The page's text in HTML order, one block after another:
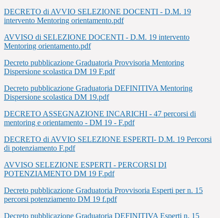
DECRETO di AVVIO SELEZIONE DOCENTI - D.M. 19
intervento Mentoring orientamento.pdf
AVVISO di SELEZIONE DOCENTI - D.M. 19 intervento
Mentoring orientamento.pdf
Decreto pubblicazione Graduatoria Provvisoria Mentoring
Dispersione scolastica DM 19 F.pdf
Decreto pubblicazione Graduatoria DEFINITIVA Mentoring
Dispersione scolastica DM 19.pdf
DECRETO ASSEGNAZIONE INCARICHI - 47 percorsi di
mentoring e orientamento - DM 19 - F.pdf
DECRETO di AVVIO SELEZIONE ESPERTI- D.M. 19 Percorsi
di potenziamento F.pdf
AVVISO SELEZIONE ESPERTI - PERCORSI DI
POTENZIAMENTO DM 19 F.pdf
Decreto pubblicazione Graduatoria Provvisoria Esperti per n. 15
percorsi potenziamento DM 19 f.pdf
Decreto pubblicazione Graduatoria DEFINITIVA Esperti n. 15